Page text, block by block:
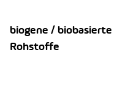
biogene / biobasierte
Rohstoffe